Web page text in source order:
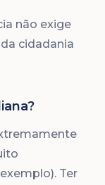
não exige
cidadania
Ter